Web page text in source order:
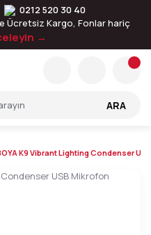
0212 520 30 40
Ücretsiz Kargo, Fonlar hariç
→
ARA
K9 Vibrant Lighting Condenser